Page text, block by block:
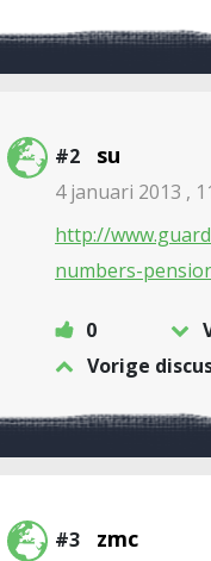
#2 su
4 januari 2013 ,
http://
numbers-
0
Vorige
#3 zmc